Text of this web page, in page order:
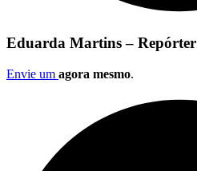
Eduarda Martins – Repórter
Envie um agora mesmo.